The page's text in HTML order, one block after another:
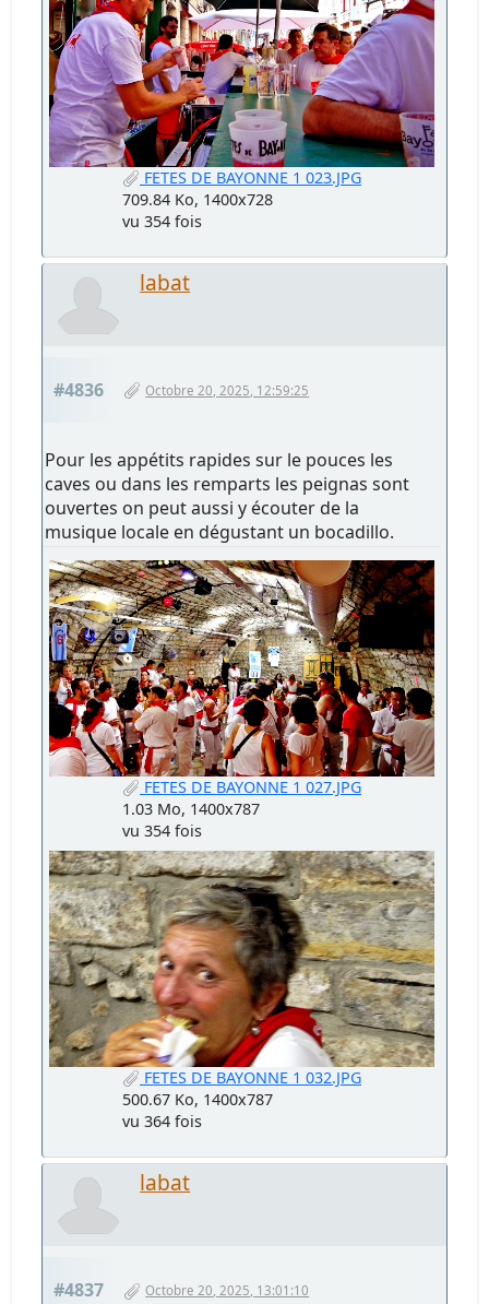
FETES DE BAYONNE 1 023.JPG
709.84 Ko, 1400x728
vu 354 fois
labat
#4836 Octobre 20, 2025, 12:59:25
Pour les appétits rapides sur le pouces les
caves ou dans les remparts les peignas sont
ouvertes on peut aussi y écouter de la
musique locale en dégustant un bocadillo.
FETES DE BAYONNE 1 027.JPG
1.03 Mo, 1400x787
vu 354 fois
FETES DE BAYONNE 1 032.JPG
500.67 Ko, 1400x787
vu 364 fois
labat
#4837 Octobre 20, 2025, 13:01:10